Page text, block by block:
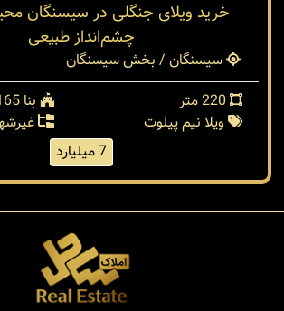
خرید ویلای جنگلی در سیسنگان
چشم‌انداز طبیعی
سیسنگان / بخش سیسنگان
بنا 165 متر
ویلا نیم پیلوت
7 میلیارد